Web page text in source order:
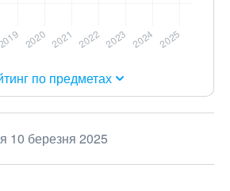
по предметах
10 березня 2025